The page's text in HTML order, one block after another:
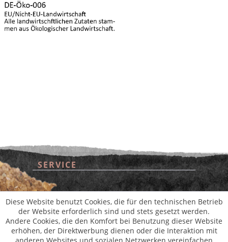
SERVICE
SHOP SERVICE
INFORMATIONEN
* Alle Preise inkl. gesetzl. Mehrwertsteuer zzgl.Versandkostenund ggf.
Nachnahmegebühren, wenn nicht anders beschrieben
aus der digitalenwollwinderei
Diese Website benutzt Cookies, die für den technischen Betrieb
der Website erforderlich sind und stets gesetzt werden.
Andere Cookies, die den Komfort bei Benutzung dieser Website
erhöhen, der Direktwerbung dienen oder die Interaktion mit